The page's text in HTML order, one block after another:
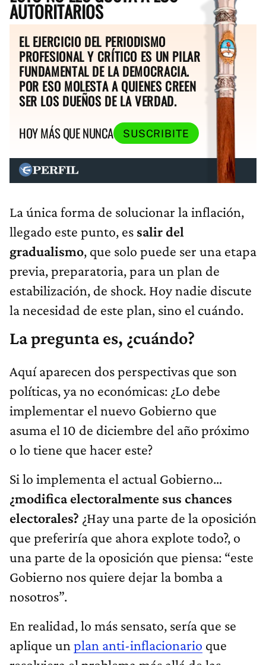
AUTORITARIOS
EL EJERCICIO DEL PERIODISMO
PROFESIONAL Y CRÍTICO ES UN PILAR
FUNDAMENTAL DE LA DEMOCRACIA.
POR ESO MOLESTA A QUIENES CREEN
SER LOS DUEÑOS DE LA VERDAD.
HOY MÁS QUE NUNCA
SUSCRIBITE
La única forma de solucionar la inflación,
llegado este punto, es salir del
gradualismo, que solo puede ser una etapa
previa, preparatoria, para un plan de
estabilización, de shock. Hoy nadie discute
la necesidad de este plan, sino el cuándo.
La pregunta es, ¿cuándo?
Aquí aparecen dos perspectivas que son
políticas, ya no económicas: ¿Lo debe
implementar el nuevo Gobierno que
asuma el 10 de diciembre del año próximo
o lo tiene que hacer este?
Si lo implementa el actual Gobierno…
¿modifica electoralmente sus chances
electorales? ¿Hay una parte de la oposición
que preferiría que ahora explote todo?, o
una parte de la oposición que piensa: “este
Gobierno nos quiere dejar la bomba a
nosotros”.
En realidad, lo más sensato, sería que se
aplique un plan anti-inflacionario que